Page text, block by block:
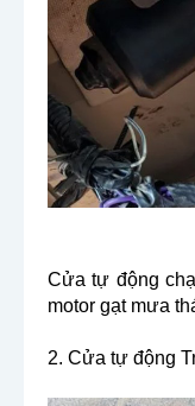
Cửa tự động
motor gạt mưa
2. Cửa tự động